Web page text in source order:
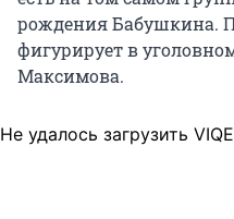
рождения Бабушкина.
фигурирует в
Максимова.
Не удалось загрузить